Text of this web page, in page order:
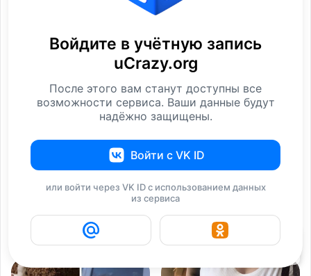
посвященные премии
мемы по фильмам
Юмор
Юмор и мемы для тех,
кто в печали
Юмор
Сила юмора: 30+ мемов
по «Звёздным
Юмор
Войдите в учётную запись
uCrazy.org
После этого вам станут доступны все
возможности сервиса. Ваши данные будут
надёжно защищены.
Войти с VK ID
или войти через VK ID с использованием данных
из сервиса